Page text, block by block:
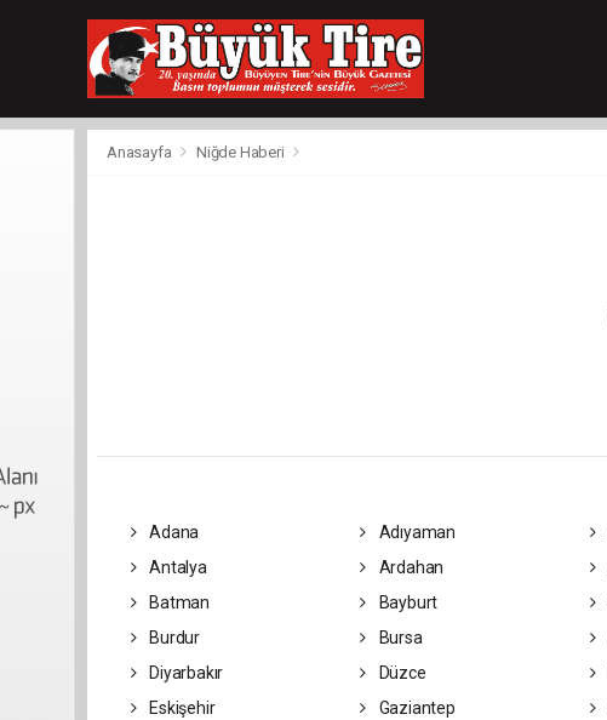
Anasayfa Niğde Haberi
Adana Adıyaman
Antalya
Ardahan
Batman
Bayburt
Burdur
Bursa
Diyarbakır
Düzce
Eskişehir
Gaziantep